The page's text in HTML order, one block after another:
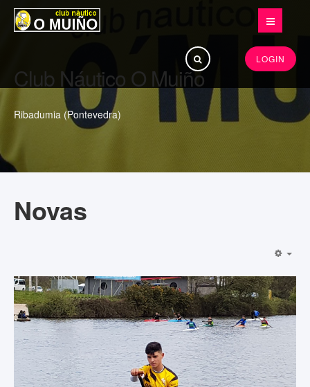
Buscar...
LOGIN
Club Náutico O Muiño
Ribadumia (Pontevedra)
Novas